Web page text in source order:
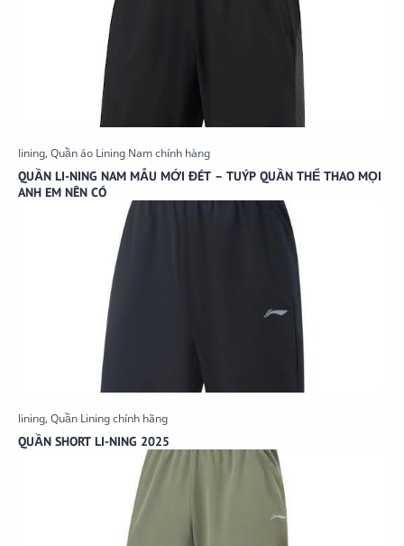
QUẦN LI-NING NAM MẪU MỚI ĐÉT – TUÝP QUẦN THỂ THAO MỌI
ANH EM NÊN CÓ
QUẦN SHORT LI-NING 2025